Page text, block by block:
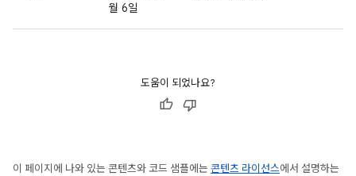
월 6일
도움이 되었나요?
이 페이지에 나와 있는 콘텐츠와 코드 샘플에는 콘텐츠 라이선스에서 설명하는